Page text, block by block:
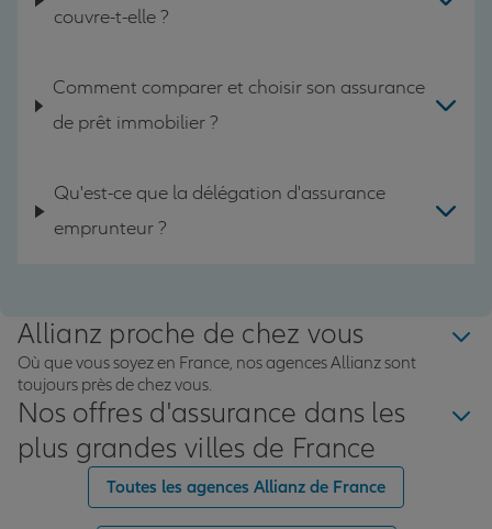
couvre-t-elle ?
Comment comparer et choisir son assurance
de prêt immobilier ?
Qu'est-ce que la délégation d'assurance
emprunteur ?
Allianz proche de chez vous
Où que vous soyez en France, nos agences Allianz sont
toujours près de chez vous.
Nos offres d'assurance dans les
plus grandes villes de France
Toutes les agences Allianz de France